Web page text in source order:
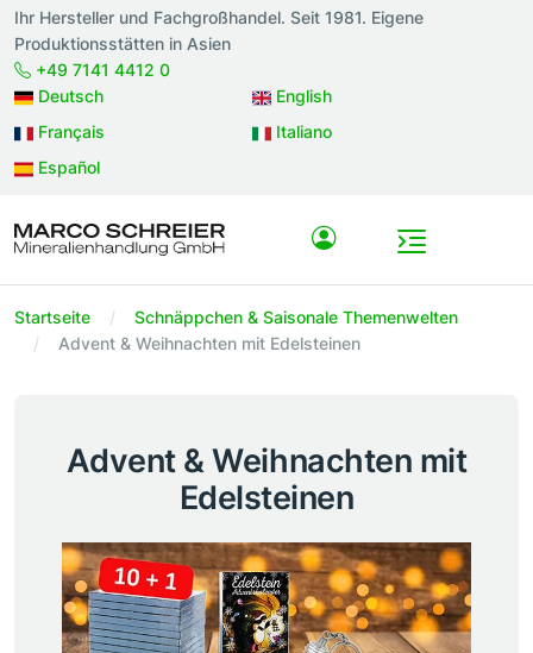
Ihr Hersteller und Fachgroßhandel. Seit 1981. Eigene
Produktionsstätten in Asien
+49 7141 4412 0
Deutsch
English
Français
Italiano
Español
Startseite
Schnäppchen & Saisonale Themenwelten
Advent & Weihnachten mit Edelsteinen
Advent & Weihnachten mit
Edelsteinen